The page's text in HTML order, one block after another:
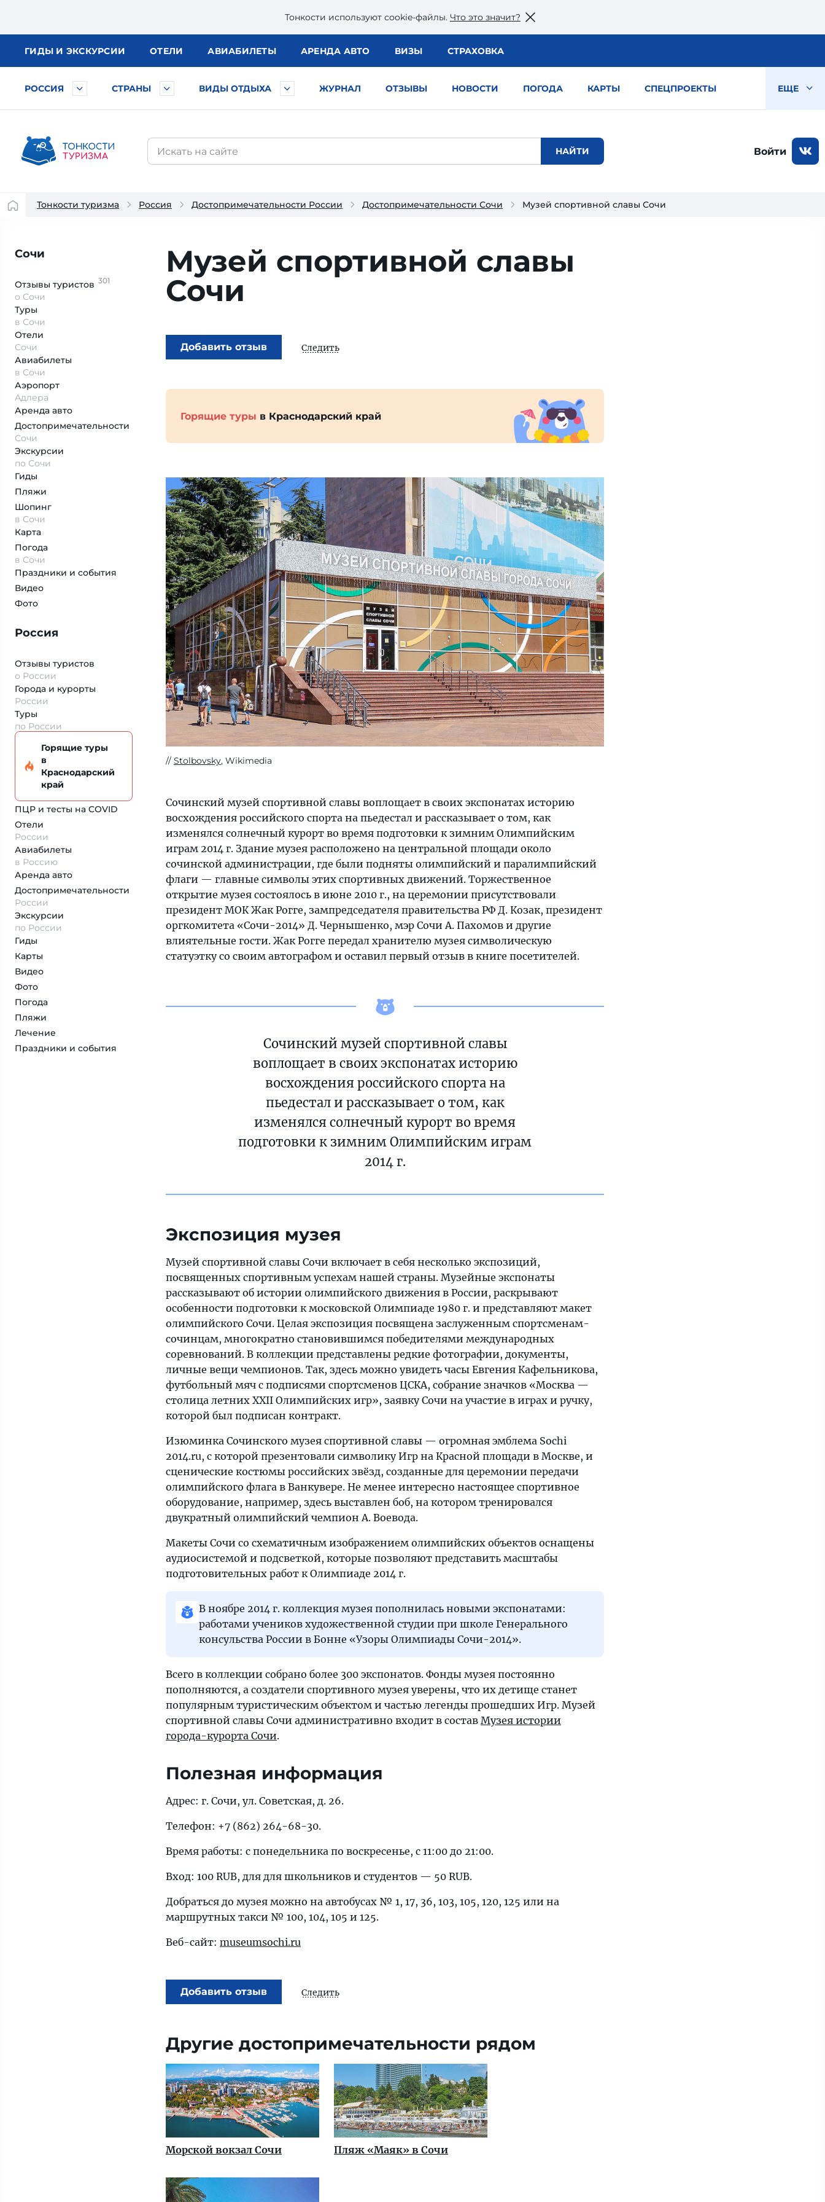
Тонкости используют сookie-файлы. Что это значит?
ГИДЫ И ЭКСКУРСИИ ОТЕЛИ АВИАБИЛЕТЫ АРЕНДА АВТО ВИЗЫ СТРАХОВКА
РОССИЯ СТРАНЫ ВИДЫ ОТДЫХА ЖУРНАЛ ОТЗЫВЫ НОВОСТИ ПОГОДА КАРТЫ СПЕЦПРОЕКТЫ ЕЩЕ
Войти
Тонкости туризма Россия Достопримечательности России Достопримечательности Сочи Музей спортивной славы Сочи
Сочи
Отзывы туристов 301
о Сочи
Туры
в Сочи
Отели
Сочи
Авиабилеты
в Сочи
Аэропорт
Адлера
Аренда авто
Достопримеча­тельности
Сочи
Экскурсии
по Сочи
Гиды
Пляжи
Шопинг
в Сочи
Карта
Погода
в Сочи
Праздники и события
Видео
Фото
Россия
Отзывы туристов
о России
Города и курорты
России
Туры
по России
Горящие туры
в
Краснодарский
край
ПЦР и тесты на COVID
Отели
России
Авиабилеты
в Россию
Аренда авто
Достопримеча­тельности
России
Экскурсии
по России
Гиды
Карты
Видео
Фото
Погода
Пляжи
Лечение
Праздники и события
Музей спортивной славы
Сочи
Добавить отзыв Следить
Горящие туры в Краснодарский край
Stolbovsky, Wikimedia
Сочинский музей спортивной славы воплощает в своих экспонатах историю
восхождения российского спорта на пьедестал и рассказывает о том, как
изменялся солнечный курорт во время подготовки к зимним Олимпийским
играм 2014 г. Здание музея расположено на центральной площади около
сочинской администрации, где были подняты олимпийский и паралимпийский
флаги — главные символы этих спортивных движений. Торжественное
открытие музея состоялось в июне 2010 г., на церемонии присутствовали
президент МОК Жак Рогге, зампредседателя правительства РФ Д. Козак, президент
оргкомитета «Сочи-2014» Д. Чернышенко, мэр Сочи А. Пахомов и другие
влиятельные гости. Жак Рогге передал хранителю музея символическую
статуэтку со своим автографом и оставил первый отзыв в книге посетителей.
Сочинский музей спортивной славы
воплощает в своих экспонатах историю
восхождения российского спорта на
пьедестал и рассказывает о том, как
изменялся солнечный курорт во время
подготовки к зимним Олимпийским играм
2014 г.
Экспозиция музея
Музей спортивной славы Сочи включает в себя несколько экспозиций,
посвященных спортивным успехам нашей страны. Музейные экспонаты
рассказывают об истории олимпийского движения в России, раскрывают
особенности подготовки к московской Олимпиаде 1980 г. и представляют макет
олимпийского Сочи. Целая экспозиция посвящена заслуженным спортсменам-
сочинцам, многократно становившимся победителями международных
соревнований. В коллекции представлены редкие фотографии, документы,
личные вещи чемпионов. Так, здесь можно увидеть часы Евгения Кафельникова,
футбольный мяч с подписями спортсменов ЦСКА, собрание значков «Москва —
столица летних XXII Олимпийских игр», заявку Сочи на участие в играх и ручку,
которой был подписан контракт.
Изюминка Сочинского музея спортивной славы — огромная эмблема Sochi
2014.ru, с которой презентовали символику Игр на Красной площади в Москве, и
сценические костюмы российских звёзд, созданные для церемонии передачи
олимпийского флага в Ванкувере. Не менее интересно настоящее спортивное
оборудование, например, здесь выставлен боб, на котором тренировался
двукратный олимпийский чемпион А. Воевода.
Макеты Сочи со схематичным изображением олимпийских объектов оснащены
аудиосистемой и подсветкой, которые позволяют представить масштабы
подготовительных работ к Олимпиаде 2014 г.
В ноябре 2014 г. коллекция музея пополнилась новыми экспонатами:
работами учеников художественной студии при школе Генерального
консульства России в Бонне «Узоры Олимпиады Сочи-2014».
Всего в коллекции собрано более 300 экспонатов. Фонды музея постоянно
пополняются, а создатели спортивного музея уверены, что их детище станет
популярным туристическим объектом и частью легенды прошедших Игр. Музей
спортивной славы Сочи административно входит в состав Музея истории
города-курорта Сочи.
Полезная информация
Адрес: г. Сочи, ул. Советская, д. 26.
Телефон: +7 (862) 264-68-30.
Время работы: с понедельника по воскресенье, с 11:00 до 21:00.
Вход: 100 RUB, для для школьников и студентов — 50 RUB.
Добраться до музея можно на автобусах № 1, 17, 36, 103, 105, 120, 125 или на
маршрутных такси № 100, 104, 105 и 125.
Веб-сайт: museumsochi.ru
Добавить отзыв Следить
Другие достопримечательности рядом
Морской вокзал Сочи Пляж «Маяк» в Сочи